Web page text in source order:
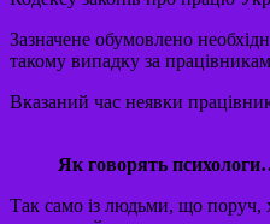
Зазначене обумовлено
такому випадку за
Вказаний час неявки
Як говорять
Так само із людьми, що поруч,